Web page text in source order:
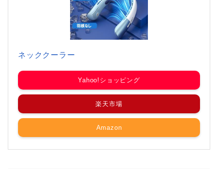
ネッククーラー
Yahoo!ショッピング
楽天市場
Amazon